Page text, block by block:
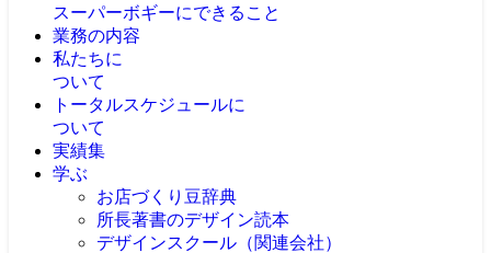
スーパーボギーにできること
業務の内容
私たちに
ついて
トータルスケジュールに
ついて
実績集
学ぶ
お店づくり豆辞典
所長著書のデザイン読本
デザインスクール（関連会社）